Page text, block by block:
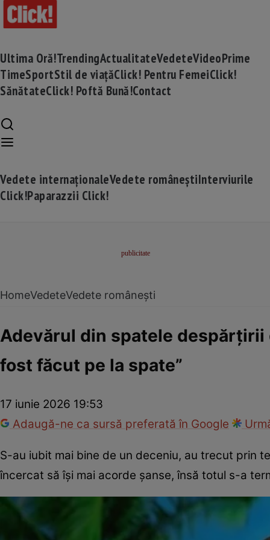
Ultima Oră!TrendingActualitateVedeteVideoPrime
TimeSportStil de viațăClick! Pentru FemeiClick!
SănătateClick! Poftă Bună!Contact
Vedete internaționaleVedete româneștiInterviurile
Click!Paparazzii Click!
HomeVedeteVedete românești
Adevărul din spatele despărțirii
fost făcut pe la spate”
17 iunie 2026 19:53
Adaugă-ne ca sursă preferată în Google
S-au iubit mai bine de un deceniu, au trecut prin
încercat să își mai acorde șanse, însă totul s-a